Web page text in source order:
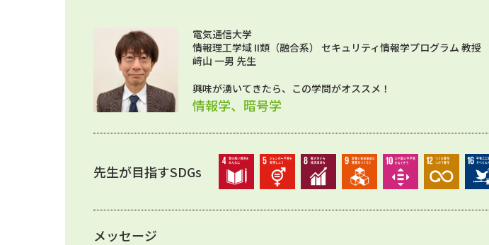
電気通信大学
情報理工学域 II類（融合系） セキュリティ情報学プログラム 教授
﨑山 一男 先生
興味が湧いてきたら、この学問がオススメ！
情報学、暗号学
先生が目指すSDGs
メッセージ